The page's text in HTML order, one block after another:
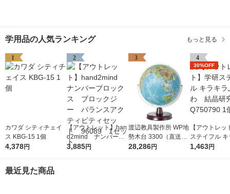
学用品の人気ランキング もっと見る
1
カワダ シティチェイ
ス KBG-15 1個
4,378円
2
【アウトレット】han
d2mind ナンバーブ
ロックス ブロックジ
3,885円
3
渡辺教具製作所 WP地
勢木台 3300（直送
品）
28,286円
4
30%OFF
【アウトレッ
ステイフル
ふわふわ 結
1,463円
最近見た商品